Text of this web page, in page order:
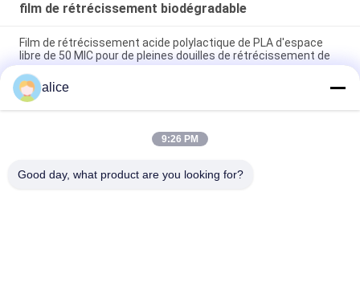
film de rétrécissement biodégradable
Film de rétrécissement acide polylactique de PLA d'espace
libre de 50 MIC pour de pleines douilles de rétrécissement de
corps
Film de rétrécissement biodégradable de petit pain acide
polylactique mou pour des labels de boisson
Bio feuille de plastique rétrécissable basée transparente
alice
9:26 PM
Good day, what product are you looking for?